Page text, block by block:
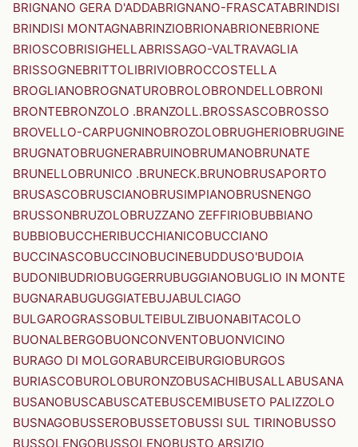
BRIGNANO GERA D'ADDABRIGNANO-FRASCATABRINDISI
BRINDISI MONTAGNABRINZIOBRIONABRIONEBRIONE
BRIOSCOBRISIGHELLABRISSAGO-VALTRAVAGLIA
BRISSOGNEBRITTOLIBRIVIOBROCCOSTELLA
BROGLIANOBROGNATUROBROLOBRONDELLOBRONI
BRONTEBRONZOLO .BRANZOLL.BROSSASCOBROSSO
BROVELLO-CARPUGNINOBROZOLOBRUGHERIOBRUGINE
BRUGNATOBRUGNERABRUINOBRUMANOBRUNATE
BRUNELLOBRUNICO .BRUNECK.BRUNOBRUSAPORTO
BRUSASCOBRUSCIANOBRUSIMPIANOBRUSNENGO
BRUSSONBRUZOLOBRUZZANO ZEFFIRIOBUBBIANO
BUBBIOBUCCHERIBUCCHIANICOBUCCIANO
BUCCINASCOBUCCINOBUCINEBUDDUSO'BUDOIA
BUDONIBUDRIOBUGGERRUBUGGIANOBUGLIO IN MONTE
BUGNARABUGUGGIATEBUJABULCIAGO
BULGAROGRASSOBULTEIBULZIBUONABITACOLO
BUONALBERGOBUONCONVENTOBUONVICINO
BURAGO DI MOLGORABURCEIBURGIOBURGOS
BURIASCOBUROLOBURONZOBUSACHIBUSALLABUSANA
BUSANOBUSCABUSCATEBUSCEMIBUSETO PALIZZOLO
BUSNAGOBUSSEROBUSSETOBUSSI SUL TIRINOBUSSO
BUSSOLENGOBUSSOLENOBUSTO ARSIZIO